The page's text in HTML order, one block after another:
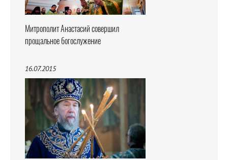
Митрополит Анастасий совершил
прощальное богослужение
16.07.2015